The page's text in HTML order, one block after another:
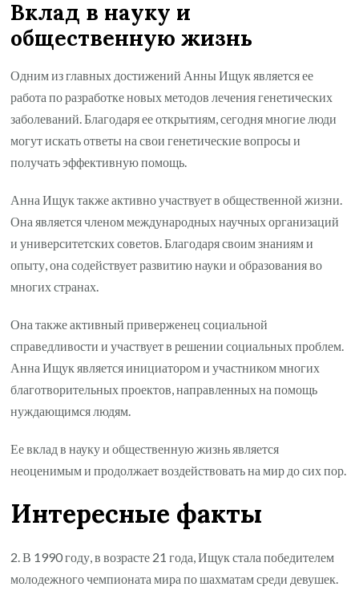
Вклад в науку и
общественную жизнь
Одним из главных достижений Анны Ищук является ее
работа по разработке новых методов лечения генетических
заболеваний. Благодаря ее открытиям, сегодня многие люди
могут искать ответы на свои генетические вопросы и
получать эффективную помощь.
Анна Ищук также активно участвует в общественной жизни.
Она является членом международных научных организаций
и университетских советов. Благодаря своим знаниям и
опыту, она содействует развитию науки и образования во
многих странах.
Она также активный приверженец социальной
справедливости и участвует в решении социальных проблем.
Анна Ищук является инициатором и участником многих
благотворительных проектов, направленных на помощь
нуждающимся людям.
Ее вклад в науку и общественную жизнь является
неоценимым и продолжает воздействовать на мир до сих пор.
Интересные факты
2. В 1990 году, в возрасте 21 года, Ищук стала победителем
молодежного чемпионата мира по шахматам среди девушек.